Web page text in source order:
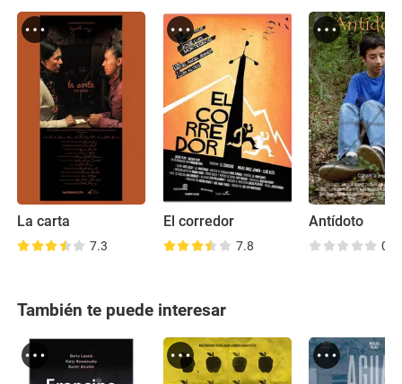
La carta
7.3
El corredor
7.8
Antídoto
0.0
También te puede interesar